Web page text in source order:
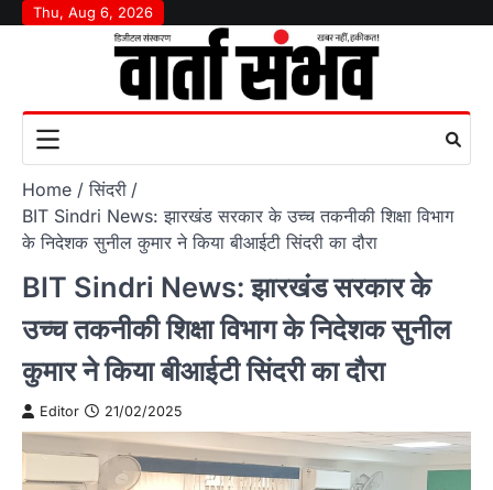
SkipThu, Aug 6, 2026
Home
सिंदरी
BIT Sindri News: झारखंड सरकार के उच्च तकनीकी शिक्षा विभाग
के निदेशक सुनील कुमार ने किया बीआईटी सिंदरी का दौरा
BIT Sindri News: झारखंड सरकार के
उच्च तकनीकी शिक्षा विभाग के निदेशक सुनील
कुमार ने किया बीआईटी सिंदरी का दौरा
Editor 21/02/2025